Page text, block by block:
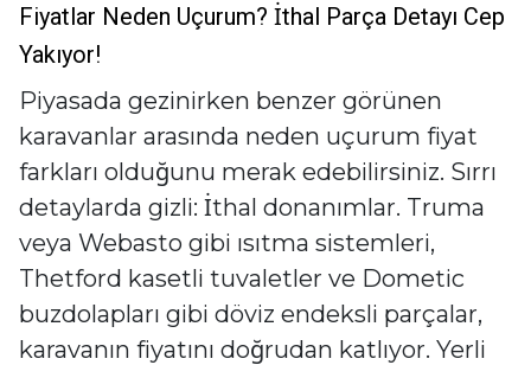
Fiyatlar Neden Uçurum? İthal Parça Detayı Cep
Yakıyor!
Piyasada gezinirken benzer görünen
karavanlar arasında neden uçurum fiyat
farkları olduğunu merak edebilirsiniz. Sırrı
detaylarda gizli: İthal donanımlar. Truma
veya Webasto gibi ısıtma sistemleri,
Thetford kasetli tuvaletler ve Dometic
buzdolapları gibi döviz endeksli parçalar,
karavanın fiyatını doğrudan katlıyor. Yerli